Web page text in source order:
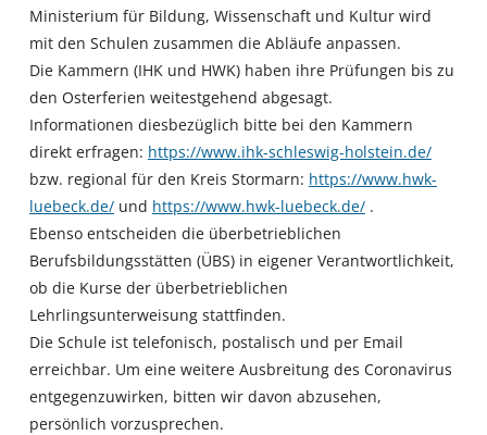
Ministerium für Bildung, Wissenschaft und Kultur wird
mit den Schulen zusammen die Abläufe anpassen.
Die Kammern (IHK und HWK) haben ihre Prüfungen bis zu
den Osterferien weitestgehend abgesagt.
Informationen diesbezüglich bitte bei den Kammern
direkt erfragen: https://www.ihk-schleswig-holstein.de/
bzw. regional für den Kreis Stormarn: https://www.hwk-
luebeck.de/und https://www.hwk-luebeck.de/.
Ebenso entscheiden die überbetrieblichen
Berufsbildungsstätten (ÜBS) in eigener Verantwortlichkeit,
ob die Kurse der überbetrieblichen
Lehrlingsunterweisung stattfinden.
Die Schule ist telefonisch, postalisch und per Email
erreichbar. Um eine weitere Ausbreitung des Coronavirus
entgegenzuwirken, bitten wir davon abzusehen,
persönlich vorzusprechen.